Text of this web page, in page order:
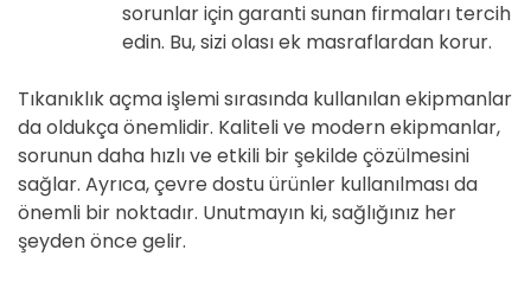
sorunlar için garanti sunan firmaları tercih
edin. Bu, sizi olası ek masraflardan korur.
Tıkanıklık açma işlemi sırasında kullanılan ekipmanlar
da oldukça önemlidir. Kaliteli ve modern ekipmanlar,
sorunun daha hızlı ve etkili bir şekilde çözülmesini
sağlar. Ayrıca, çevre dostu ürünler kullanılması da
önemli bir noktadır. Unutmayın ki, sağlığınız her
şeyden önce gelir.